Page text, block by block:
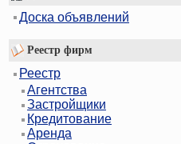
Доска объявлений
Реестр фирм
Реестр
Агентства
Застройщики
Кредитование
Аренда